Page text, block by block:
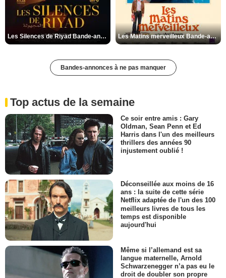
Les Silences de Riyad Bande-annonce VO STFR Les Matins merveilleux Bande-annonce VF
Bandes-annonces à ne pas manquer
Top actus de la semaine
Ce soir entre amis : Gary
Oldman, Sean Penn et Ed
Harris dans l'un des meilleurs
thrillers des années 90
injustement oublié !
Déconseillée aux moins de 16
ans : la suite de cette série
Netflix adaptée de l'un des 100
meilleurs livres de tous les
temps est disponible
aujourd'hui
Même si l’allemand est sa
langue maternelle, Arnold
Schwarzenegger n’a pas eu le
droit de doubler son propre